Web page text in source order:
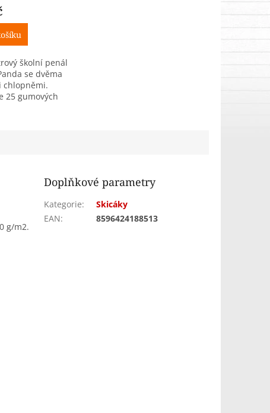
školní penál
se dvěma
25 gumových
g/m2.
Doplňkové parametry
Kategorie:
Skicáky
EAN: 8596424188513